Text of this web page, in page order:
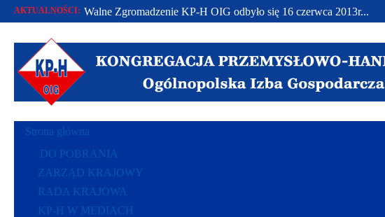
AKTUALNOŚCI: Walne Zgromadzenie KP-H OIG odbyło się 16 czerwca 2013r...
Od 2002 r. bronimy praw polskich przedsiębiorców...
Strona główna
DO POBRANIA
ZARZĄD KRAJOWY
RADA KRAJOWA
KP-H W MEDIACH